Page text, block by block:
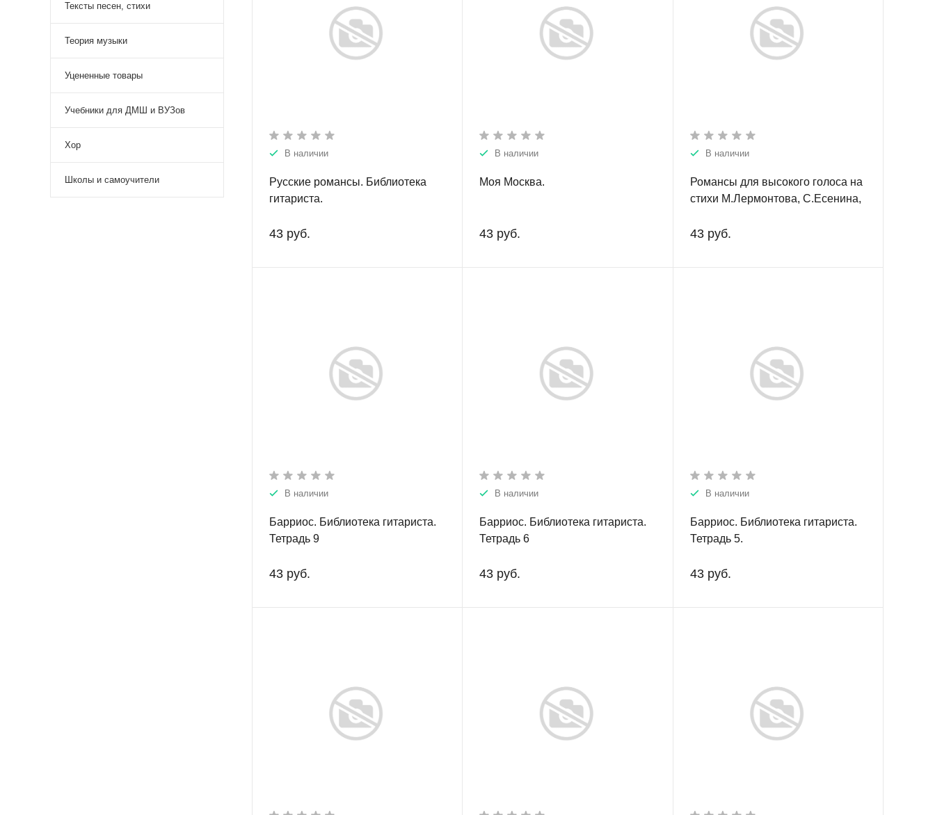
Тексты песен, стихи
Теория музыки
Уцененные товары
Учебники для ДМШ и ВУЗов
Хор
Школы и самоучители
В наличии
Русские романсы. Библиотека
гитариста.
43 руб.
В наличии
Моя Москва.
43 руб.
В наличии
Романсы для высокого голоса на
стихи М.Лермонтова, С.Есенина,
43 руб.
В наличии
Барриос. Библиотека гитариста.
Тетрадь 9
43 руб.
В наличии
Барриос. Библиотека гитариста.
Тетрадь 6
43 руб.
В наличии
Барриос. Библиотека гитариста.
Тетрадь 5.
43 руб.